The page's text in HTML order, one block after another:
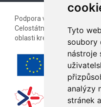
Tyto
soubory
nástroje
analýzy
stránek
Podpora vzájemné
Celostátní galerie kreativců
oblasti kreativních inovací.